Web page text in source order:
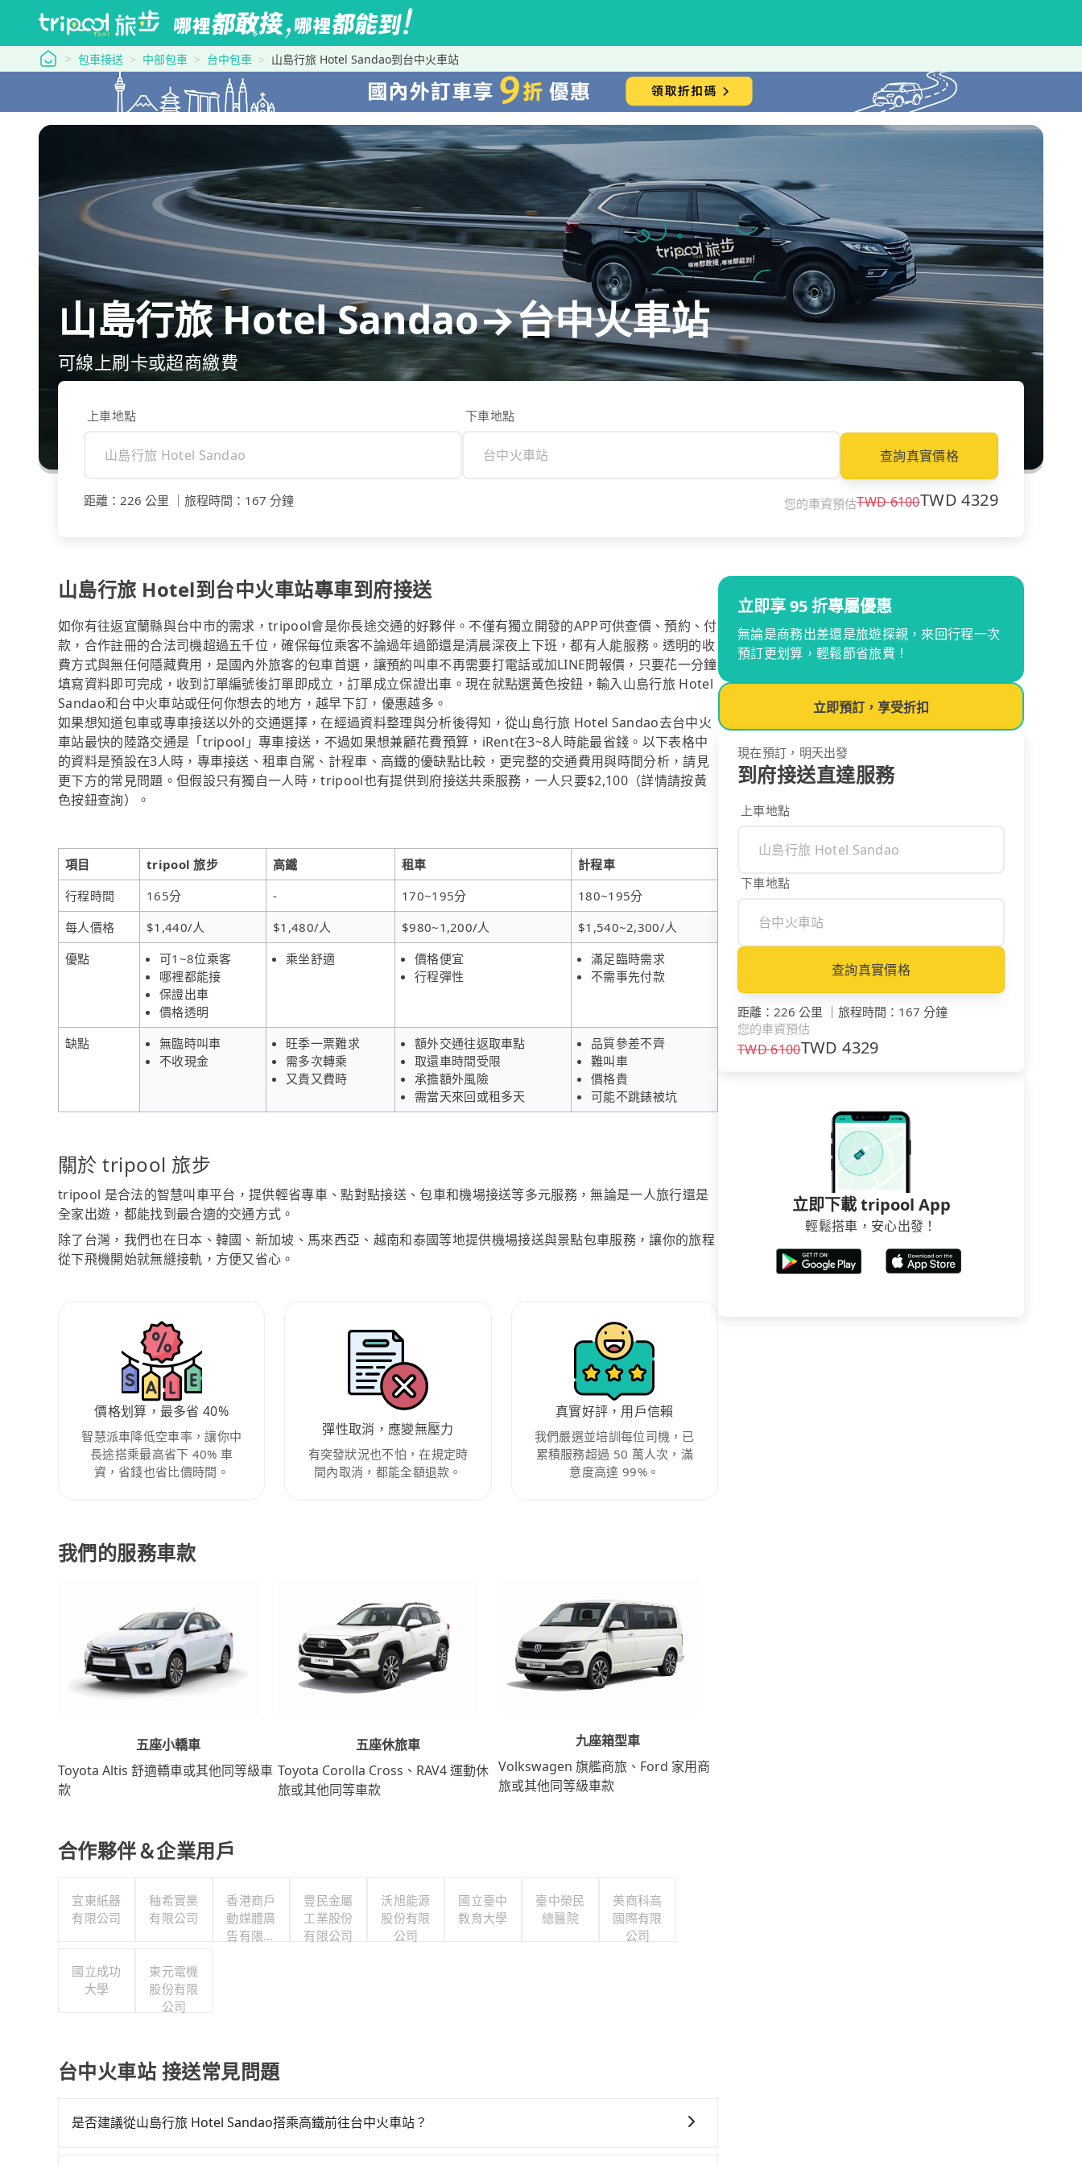
tripool 旅步
包車接送 中部包車 台中包車 山島行旅 Hotel Sandao到台中火車站
山島行旅 Hotel Sandao→台中火車站
可線上刷卡或超商繳費
上車地點 下車地點
查詢真實價格
距離 ： 226 公里 旅程時間 ： 167 分鐘 您的車資預估TWD6100TWD4329
山島行旅 Hotel到台中火車站專車到府接送
如你有往返宜蘭縣與台中市的需求，tripool會是你長途交通的好夥伴。不僅有獨立開發的APP可供查價、預約、付
款，合作註冊的合法司機超過五千位，確保每位乘客不論過年過節還是清晨深夜上下班，都有人能服務。透明的收
費方式與無任何隱藏費用，是國內外旅客的包車首選，讓預約叫車不再需要打電話或加LINE問報價，只要花一分鐘
填寫資料即可完成，收到訂單編號後訂單即成立，訂單成立保證出車。現在就點選黃色按鈕，輸入山島行旅 Hotel
Sandao和台中火車站或任何你想去的地方，越早下訂，優惠越多。
如果想知道包車或專車接送以外的交通選擇，在經過資料整理與分析後得知，從山島行旅 Hotel Sandao去台中火
車站最快的陸路交通是「tripool」專車接送，不過如果想兼顧花費預算，iRent在3~8人時能最省錢。以下表格中
的資料是預設在3人時，專車接送、租車自駕、計程車、高鐵的優缺點比較，更完整的交通費用與時間分析，請見
更下方的常見問題。但假設只有獨自一人時，tripool也有提供到府接送共乘服務，一人只要$2,100（詳情請按黃
色按鈕查詢）。
項目 tripool 旅步 高鐵 租車
計程車
行程時間
165分 - 170~195分
180~195分
每人價格
$1,440/人 $1,480/人 $980~1,200/人
$1,540~2,300/人
優點
可1~8位乘客
哪裡都能接
保證出車
價格透明
乘坐舒適
價格便宜
行程彈性
滿足臨時需求
不需事先付款
缺點
無臨時叫車
不收現金
旺季一票難求
需多次轉乘
又貴又費時
額外交通往返取車點
取還車時間受限
承擔額外風險
需當天來回或租多天
品質參差不齊
難叫車
價格貴
可能不跳錶被坑
關於 tripool 旅步
tripool 是合法的智慧叫車平台，提供輕省專車、點對點接送、包車和機場接送等多元服務，無論是一人旅行還是
全家出遊，都能找到最合適的交通方式。
除了台灣，我們也在日本、韓國、新加坡、馬來西亞、越南和泰國等地提供機場接送與景點包車服務，讓你的旅程
從下飛機開始就無縫接軌，方便又省心。
價格划算，最多省 40%
智慧派車降低空車率，讓你中
長途搭乘最高省下 40% 車
資，省錢也省比價時間。
彈性取消，應變無壓力
有突發狀況也不怕，在規定時
間內取消，都能全額退款。
真實好評，用戶信賴
我們嚴選並培訓每位司機，已
累積服務超過 50 萬人次，滿
意度高達 99%。
我們的服務車款
五座小轎車
Toyota Altis 舒適轎車或其他同等級車
款
五座休旅車
Toyota Corolla Cross、RAV4 運動休
旅或其他同等車款
九座箱型車
Volkswagen 旗艦商旅、Ford 家用商
旅或其他同等級車款
合作夥伴＆企業用戶
宜東紙器
有限公司
秞希實業
有限公司
香港商戶
動媒體廣
告有限公
豐民金屬
工業股份
有限公司
沃旭能源
股份有限
公司
國立臺中
教育大學
臺中榮民
總醫院
美商科高
國際有限
公司
國立成功
大學
東元電機
股份有限
公司
台中火車站 接送常見問題
是否建議從山島行旅 Hotel Sandao搭乘高鐵前往台中火車站？
立即享 95 折專屬優惠
無論是商務出差還是旅遊探親，來回行程一次
預訂更划算，輕鬆節省旅費！
立即預訂，享受折扣
現在預訂，明天出發
到府接送直達服務
上車地點
下車地點
查詢真實價格
距離 ： 226 公里 ｜ 旅程時間 ： 167 分鐘
您的車資預估
TWD6100TWD4329
立即下載 tripool App
輕鬆搭車，安心出發！